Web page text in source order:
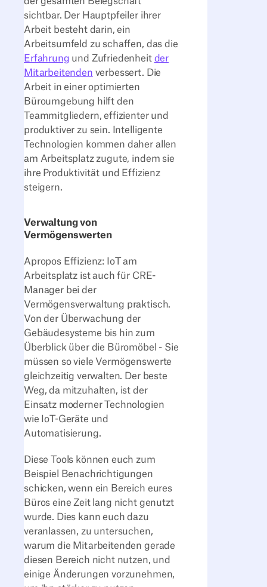
sichtbar. Der Hauptpfeiler ihrer
Arbeit besteht darin, ein
Arbeitsumfeld zu schaffen, das die
Erfahrung und Zufriedenheit der
Mitarbeitenden verbessert. Die
Arbeit in einer optimierten
Büroumgebung hilft den
Teammitgliedern, effizienter und
produktiver zu sein. Intelligente
Technologien kommen daher allen
am Arbeitsplatz zugute, indem sie
ihre Produktivität und Effizienz
steigern.
Verwaltung von
Vermögenswerten
Apropos Effizienz: IoT am
Arbeitsplatz ist auch für CRE-
Manager bei der
Vermögensverwaltung praktisch.
Von der Überwachung der
Gebäudesysteme bis hin zum
Überblick über die Büromöbel - Sie
müssen so viele Vermögenswerte
gleichzeitig verwalten. Der beste
Weg, da mitzuhalten, ist der
Einsatz moderner Technologien
wie IoT-Geräte und
Automatisierung.
Diese Tools können euch zum
Beispiel Benachrichtigungen
schicken, wenn ein Bereich eures
Büros eine Zeit lang nicht genutzt
wurde. Dies kann euch dazu
veranlassen, zu untersuchen,
warum die Mitarbeitenden gerade
diesen Bereich nicht nutzen, und
einige Änderungen vorzunehmen,